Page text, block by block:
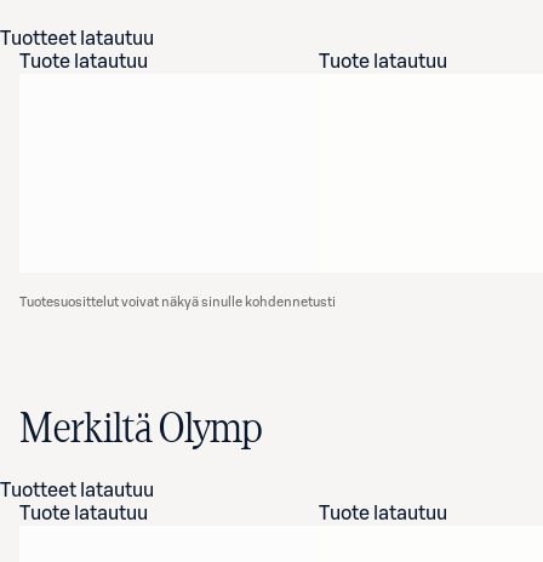
Tuotteet latautuu
Tuote latautuu
Tuote latautuu
Tuotesuosittelut voivat näkyä sinulle kohdennetusti
Merkiltä Olymp
Tuotteet latautuu
Tuote latautuu
Tuote latautuu